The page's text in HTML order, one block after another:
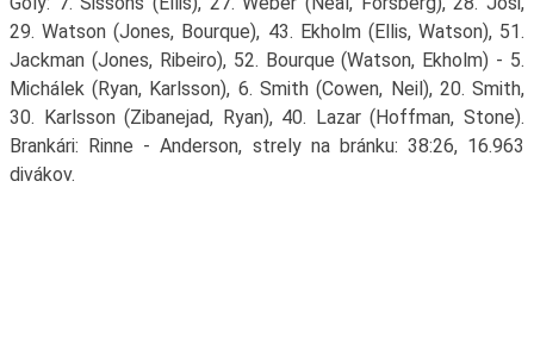
29. Watson (Jones, Bourque), 43. Ekholm (Ellis, Watson), 51.
Jackman (Jones, Ribeiro), 52. Bourque (Watson, Ekholm) - 5.
Michálek (Ryan, Karlsson), 6. Smith (Cowen, Neil), 20. Smith,
30. Karlsson (Zibanejad, Ryan), 40. Lazar (Hoffman, Stone).
Brankári: Rinne - Anderson, strely na bránku: 38:26, 16.963
divákov.